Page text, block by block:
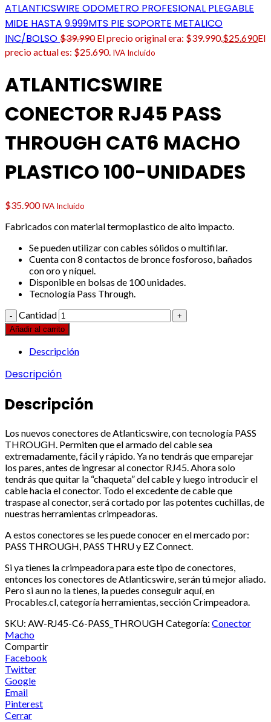
ATLANTICSWIRE ODOMETRO PROFESIONAL PLEGABLE
MIDE HASTA 9.999MTS PIE SOPORTE METALICO
INC/BOLSO $39.990 El precio original era: $39.990.$25.690El
precio actual es: $25.690. IVA Incluido
ATLANTICSWIRE
CONECTOR RJ45 PASS
THROUGH CAT6 MACHO
PLASTICO 100-UNIDADES
$35.900 IVA Incluido
Fabricados con material termoplastico de alto impacto.
Se pueden utilizar con cables sólidos o multifilar.
Cuenta con 8 contactos de bronce fosforoso, bañados
con oro y níquel.
Disponible en bolsas de 100 unidades.
Tecnología Pass Through.
Cantidad
Añadir al carrito
Descripción
Descripción
Descripción
Los nuevos conectores de Atlanticswire, con tecnología PASS
THROUGH. Permiten que el armado del cable sea
extremadamente, fácil y rápido. Ya no tendrás que emparejar
los pares, antes de ingresar al conector RJ45. Ahora solo
tendrás que quitar la “chaqueta” del cable y luego introducir el
cable hacia el conector. Todo el excedente de cable que
traspase al conector, será cortado por las potentes cuchillas, de
nuestras herramientas crimpeadoras.
A estos conectores se les puede conocer en el mercado por:
PASS THROUGH, PASS THRU y EZ Connect.
Si ya tienes la crimpeadora para este tipo de conectores,
entonces los conectores de Atlanticswire, serán tú mejor aliado.
Pero si aun no la tienes, la puedes conseguir aquí, en
Procables.cl, categoría herramientas, sección Crimpeadora.
SKU: AW-RJ45-C6-PASS_THROUGH Categoría: Conector
Macho
Compartir
Facebook
Twitter
Google
Email
Pinterest
Cerrar